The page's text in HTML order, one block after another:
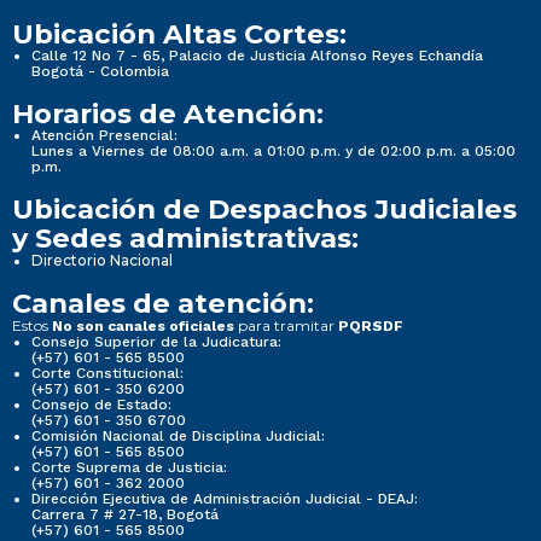
Ubicación Altas Cortes:
Calle 12 No 7 - 65, Palacio de Justicia Alfonso Reyes Echandía
Bogotá - Colombia
Horarios de Atención:
Atención Presencial:
Lunes a Viernes de 08:00 a.m. a 01:00 p.m. y de 02:00 p.m. a 05:00
p.m.
Ubicación de Despachos Judiciales
y Sedes administrativas:
Directorio Nacional
Canales de atención:
Estos No son canales oficiales para tramitar PQRSDF
Consejo Superior de la Judicatura:
(+57) 601 - 565 8500
Corte Constitucional:
(+57) 601 - 350 6200
Consejo de Estado:
(+57) 601 - 350 6700
Comisión Nacional de Disciplina Judicial:
(+57) 601 - 565 8500
Corte Suprema de Justicia:
(+57) 601 - 362 2000
Dirección Ejecutiva de Administración Judicial - DEAJ:
Carrera 7 # 27-18, Bogotá
(+57) 601 - 565 8500